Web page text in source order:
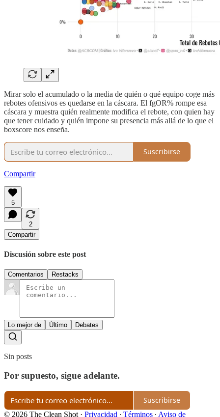
Mirar solo el acumulado o la media de quién o qué equipo coge más
rebotes ofensivos es quedarse en la cáscara. El fgOR% rompe esa
cáscara y muestra quién realmente modifica el rebote, con quien hay
que tener cuidado y quién impone su presencia más allá de lo que el
boxscore nos enseña.
Suscribirse
Compartir
5
2
Compartir
Discusión sobre este post
Comentarios Restacks
Lo mejor de Último Debates
Sin posts
Por supuesto, sigue adelante.
Suscribirse
© 2026 The Clean Shot · Privacidad ∙ Términos ∙ Aviso de